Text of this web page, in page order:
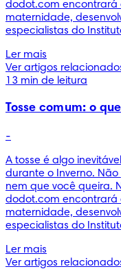
dodot.com encontrará
maternidade,
especialistas do
Ler mais
Ver artigos
13 min de leitura
Tosse comum: o
-
A tosse é algo
durante o Inverno.
nem que você queira.
dodot.com encontrará
maternidade,
especialistas do
Ler mais
Ver artigos